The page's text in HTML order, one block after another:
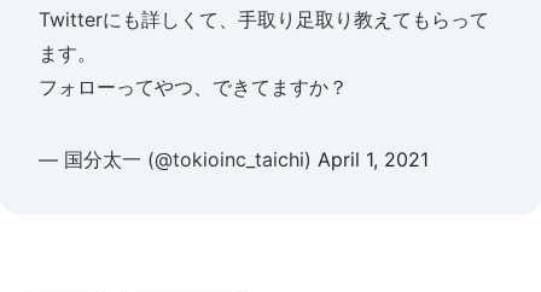
Twitterにも詳しくて、手取り足取り教えてもらって
ます。
フォローってやつ、できてますか？
— 国分太一 (@tokioinc_taichi) April 1, 2021